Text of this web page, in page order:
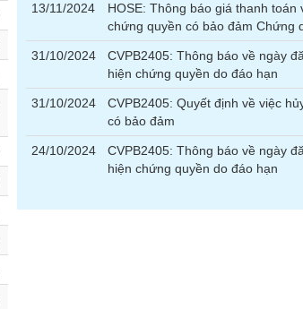
13/11/2024
HOSE: Thông báo giá thanh toán
chứng quyền có bảo đảm Chứng
31/10/2024
CVPB2405: Thông báo về ngày
hiện chứng quyền do đáo hạn
31/10/2024
CVPB2405: Quyết định về việc
có bảo đảm
24/10/2024
CVPB2405: Thông báo về ngày
hiện chứng quyền do đáo hạn